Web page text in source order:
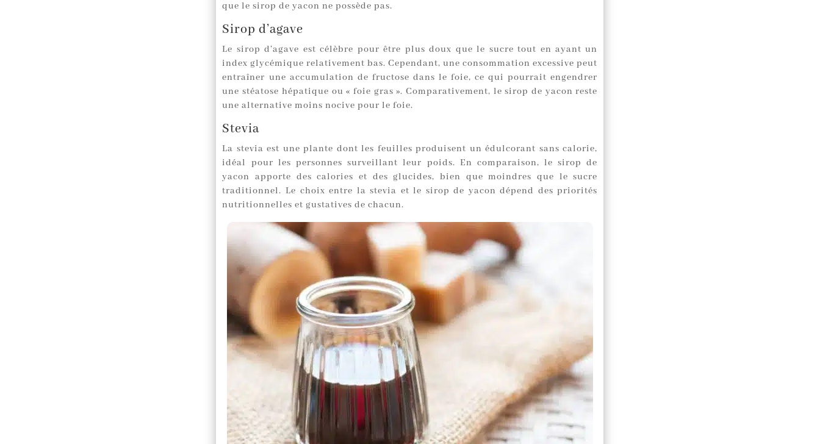
que le sirop de yacon ne possède pas.
Sirop d’agave
Le sirop d’agave est célèbre pour être plus doux que le sucre tout en ayant un
index glycémique relativement bas. Cependant, une consommation excessive peut
entraîner une accumulation de fructose dans le foie, ce qui pourrait engendrer
une stéatose hépatique ou « foie gras ». Comparativement, le sirop de yacon reste
une alternative moins nocive pour le foie.
Stevia
La stevia est une plante dont les feuilles produisent un édulcorant sans calorie,
idéal pour les personnes surveillant leur poids. En comparaison, le sirop de
yacon apporte des calories et des glucides, bien que moindres que le sucre
traditionnel. Le choix entre la stevia et le sirop de yacon dépend des priorités
nutritionnelles et gustatives de chacun.